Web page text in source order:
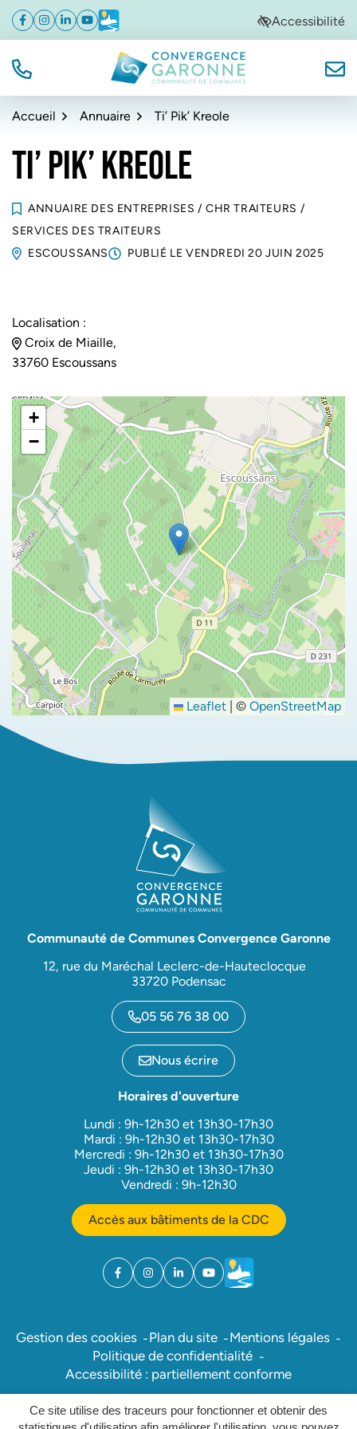
Ce site utilise des traceurs pour fonctionner et obtenir des
Aller
navigation
Aller
au
Aller
au
de
Facebook
(ouverture dans un nouvel onglet)
Instagram
(ouverture dans un nouvel onglet)
Linkedin
(ouverture dans un nouvel onglet)
YouTube
(ouverture dans un nouvel onglet)
Météo
(ouverture dans un nouvel onglet)Accessibilité
TÉL. Convergence Garonne
Accueil Annuaire Ti’ Pik’ Kreole
TI’ PIK’ KREOLE
ANNUAIRE DES ENTREPRISES / CHR TRAITEURS /
SERVICES DES TRAITEURS
ESCOUSSANS
PUBLIÉ LE VENDREDI 20 JUIN 2025
Localisation :
Croix de Miaille,
33760 Escoussans
+
−
Leaflet | © OpenStreetMap
Communauté de Communes Convergence Garonne
12, rue du Maréchal Leclerc-de-Hauteclocque
33720 Podensac
05 56 76 38 00
Nous écrire
Horaires d'ouverture
Lundi : 9h-12h30 et 13h30-17h30
Mardi : 9h-12h30 et 13h30-17h30
Mercredi : 9h-12h30 et 13h30-17h30
Jeudi : 9h-12h30 et 13h30-17h30
Vendredi : 9h-12h30
Accès aux bâtiments de la CDC
Facebook
(ouverture dans un nouvel onglet)
Instagram
(ouverture dans un nouvel onglet)
Linkedin
(ouverture dans un nouvel onglet)
YouTube
(ouverture dans un nouvel
Météo
(ouverture dans un
Gestion des cookies Plan du site
Mentions légales
Politique de confidentialité
Accessibilité : partiellement conforme
Site réalisé parInovagora (ouverture dans un